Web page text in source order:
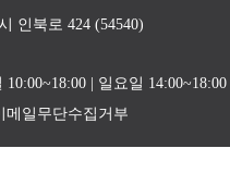
인북로 424 (54540)
| 일요일
메일무단수집거부